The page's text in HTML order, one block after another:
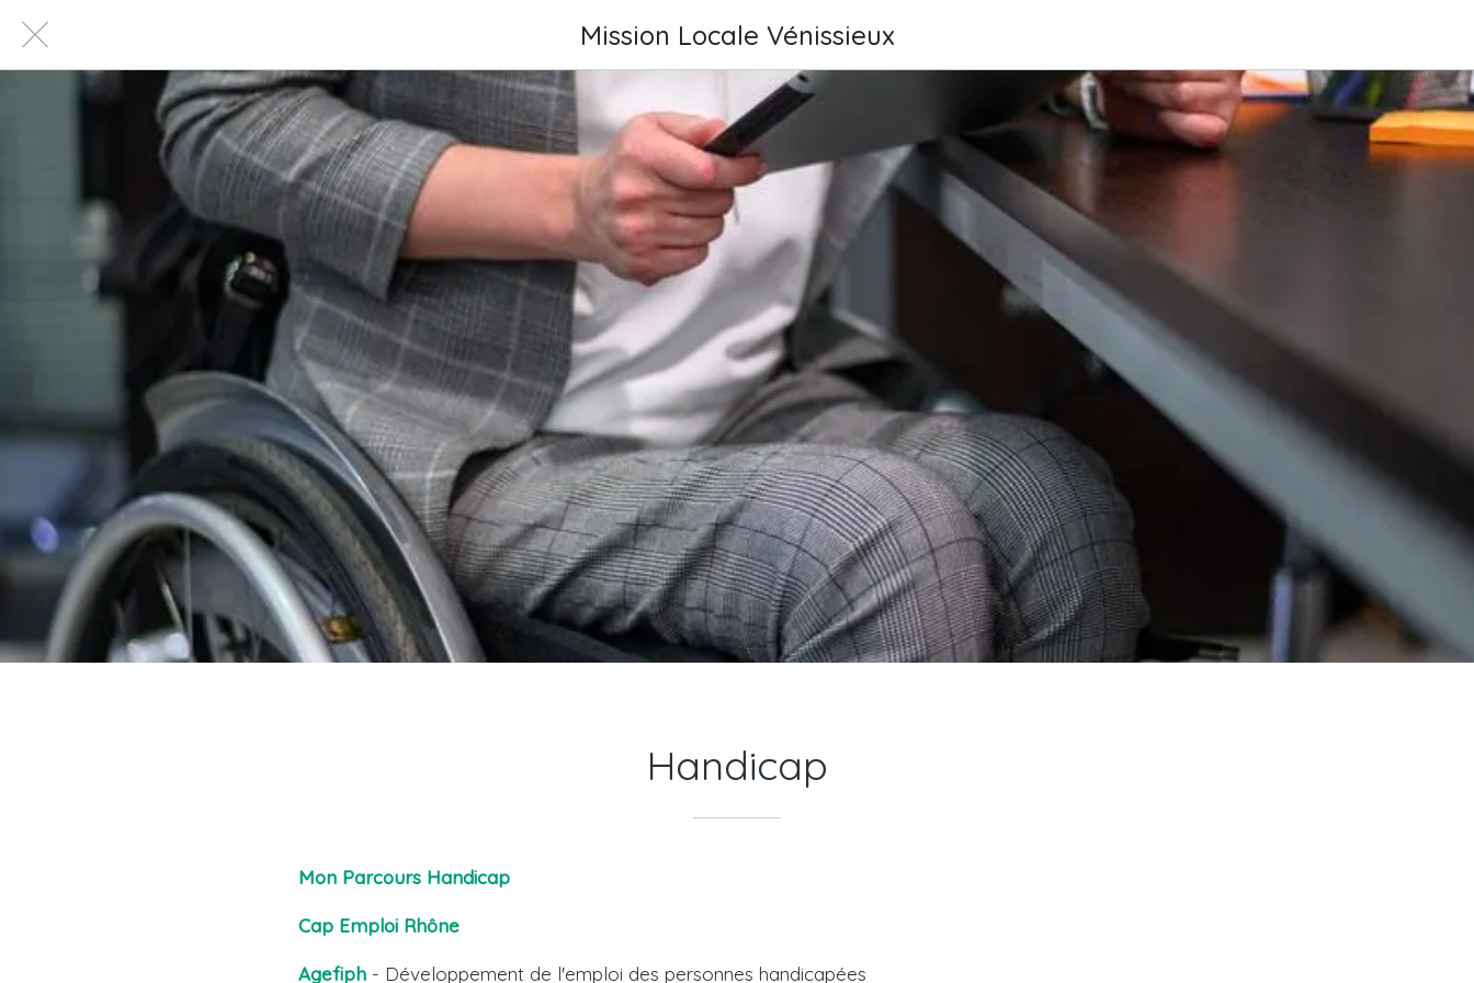
Mission Locale Vénissieux
Handicap
Mon Parcours Handicap
Cap Emploi Rhône
Agefiph - Développement de l'emploi des personnes handicapées